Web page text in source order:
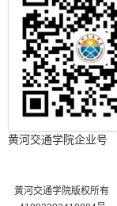
黄河交通学院企业号
黄河交通学院版权所有